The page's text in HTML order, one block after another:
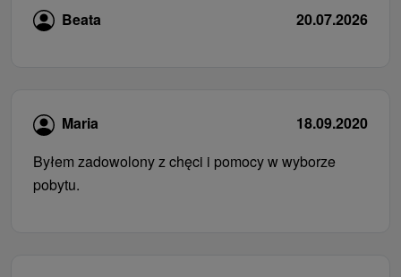
Beata 20.07.2026
Maria
18.09.2020
Byłem zadowolony z chęci i pomocy w wyborze
pobytu.